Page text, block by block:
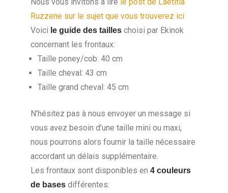
Ruzzene sur le sujet que vous trouverez ici
Voici le guide des tailles choisi par Ekinok
concernant les frontaux:
Taille poney/cob: 40 cm
Taille cheval: 43 cm
Taille grand cheval: 45 cm
N’hésitez pas à nous envoyer un message si
vous avez besoin d’une taille mini ou maxi,
nous pourrons alors fournir la taille nécessaire
accordant un délais supplémentaire.
Les frontaux sont disponibles en 4 couleurs
de bases différentes: